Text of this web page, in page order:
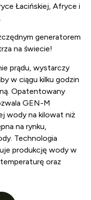
Łacińskiej, Afryce i
generatorem
na świecie!
prądu, wystarczy
w ciągu kilku godzin
Opatentowany
GEN-M
wody na kilowat niż
na rynku,
Technologia
produkcję wody w
oraz